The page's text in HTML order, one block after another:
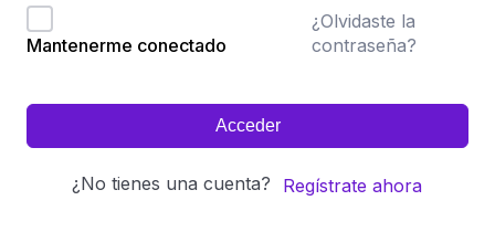
Mantenerme conectado
¿Olvidaste la
contraseña?
Acceder
¿No tienes una cuenta? Regístrate ahora